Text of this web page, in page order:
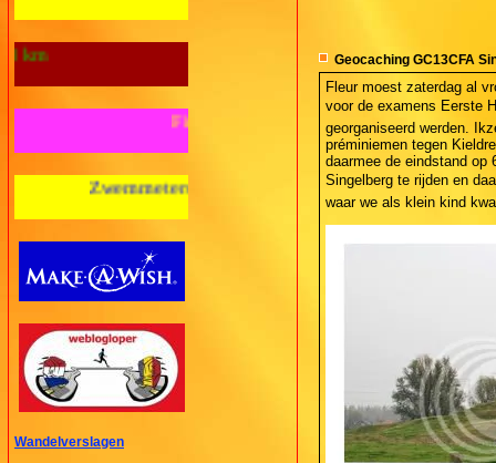
Wandelkilometers 2012: 28 km
Fietskilometers 2012: nul km
2012: nul m
Wandelverslagen
Geocaching GC13CFA
Fleur moest zaterdag al
voor de examens Eerste
georganiseerd werden.
préminiemen tegen
daarmee de eindstand op
Singelberg te rijden en
waar we als klein kind